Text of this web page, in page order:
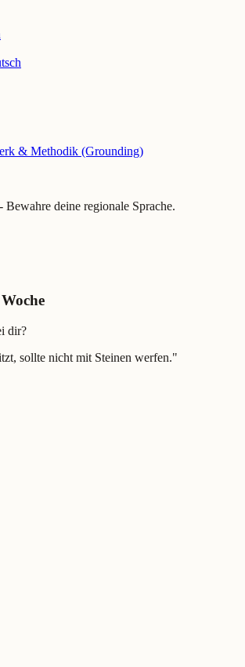
& Methodik (Grounding)
- Bewahre deine regionale Sprache.
dir?
sollte nicht mit Steinen werfen."